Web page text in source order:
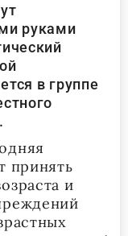
руками
в группе
принять
и